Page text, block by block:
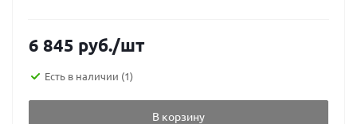
6 845 руб./шт
Есть в наличии (1)
В корзину